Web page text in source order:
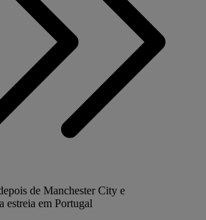
de Manchester City e
estreia em Portugal